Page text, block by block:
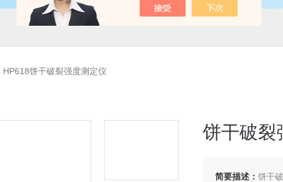
HP618饼干破裂强度测定仪
饼干破裂
简要描述：饼干